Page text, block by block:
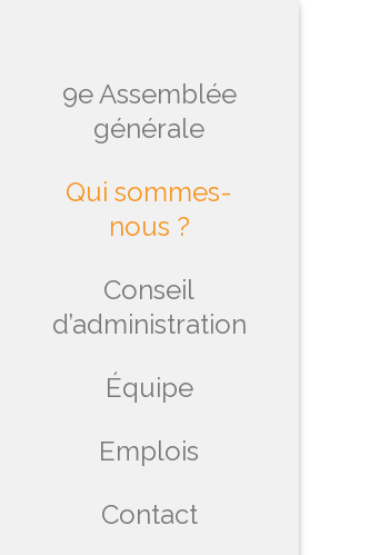
9e Assemblée
générale
Qui sommes-
nous ?
Conseil
d’administration
Équipe
Emplois
Contact